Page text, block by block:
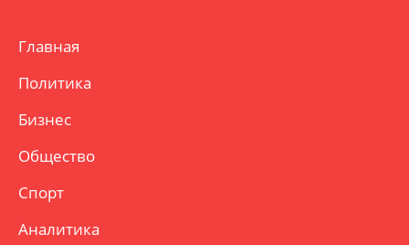
Главная
Политика
Бизнес
Общество
Спорт
Аналитика